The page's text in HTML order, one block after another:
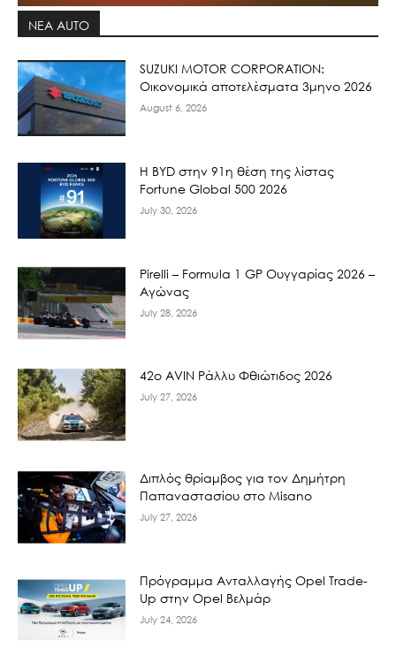
ΝΕΑ AUTO
SUZUKI MOTOR CORPORATION:
Οικονομικά αποτελέσματα 3μηνο 2026
August 6, 2026
Η BYD στην 91η θέση της λίστας
Fortune Global 500 2026
July 30, 2026
Pirelli – Formula 1 GP Ουγγαρίας 2026 –
Αγώνας
July 28, 2026
42ο AVIN Ράλλυ Φθιώτιδος 2026
July 27, 2026
Διπλός θρίαμβος για τον Δημήτρη
Παπαναστασίου στο Misano
July 27, 2026
Πρόγραμμα Ανταλλαγής Opel Trade-
Up στην Opel Βελμάρ
July 24, 2026